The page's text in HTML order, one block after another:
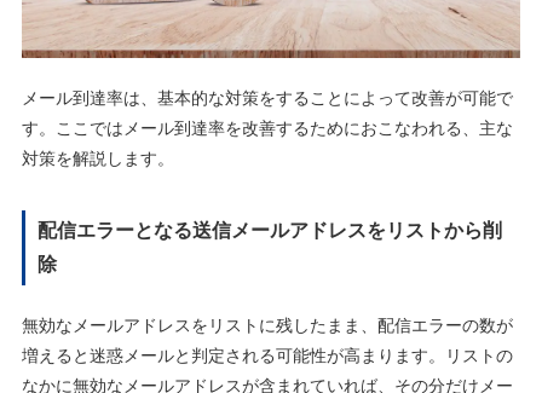
メール到達率は、基本的な対策をすることによって改善が可能で
す。ここではメール到達率を改善するためにおこなわれる、主な
対策を解説します。
配信エラーとなる送信メールアドレスをリストから削
除
無効なメールアドレスをリストに残したまま、配信エラーの数が
増えると迷惑メールと判定される可能性が高まります。リストの
なかに無効なメールアドレスが含まれていれば、その分だけメー